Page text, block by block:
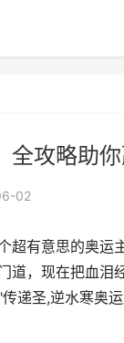
全攻略助
02
超有意思的奥运
道，现在把血
递圣,逆水寒奥